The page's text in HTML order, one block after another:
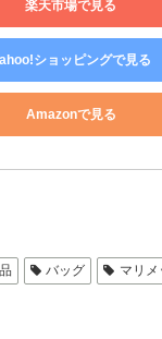
楽天市場で見る
ショッピングで見る
Amazonで見る
バッグ マリメ